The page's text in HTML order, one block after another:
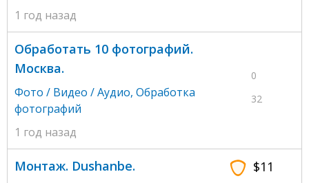
1 год назад
0
32
Обработать 10 фотографий.
Москва.
Фото / Видео / Аудио, Обработка
фотографий
1 год назад
$11
Монтаж. Dushanbe.